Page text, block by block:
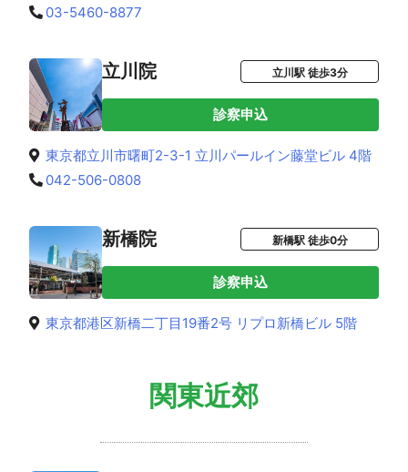
03-5460-8877
立川院 立川駅 徒歩3分
診察申込
東京都立川市曙町2-3-1 立川パールイン藤堂ビル 4階
042-506-0808
新橋院 新橋駅 徒歩0分
診察申込
東京都港区新橋二丁目19番2号 リプロ新橋ビル 5階
関東近郊